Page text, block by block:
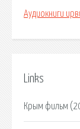
Аудиокниги
Links
Крым фильм